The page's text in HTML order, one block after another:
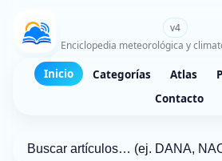
v4
Enciclopedia meteorológica y
Inicio Categorías Atlas
Contacto